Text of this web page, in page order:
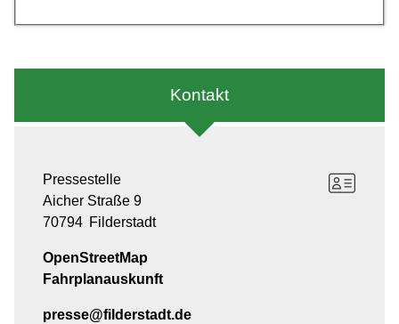
Kontakt
Pressestelle
Aicher Straße 9
70794 Filderstadt
OpenStreetMap
Fahrplanauskunft
presse@filderstadt.de